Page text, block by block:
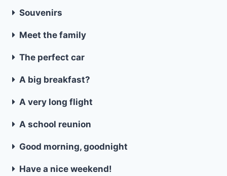
Souvenirs
Meet the family
The perfect car
A big breakfast?
A very long flight
A school reunion
Good morning, goodnight
Have a nice weekend!